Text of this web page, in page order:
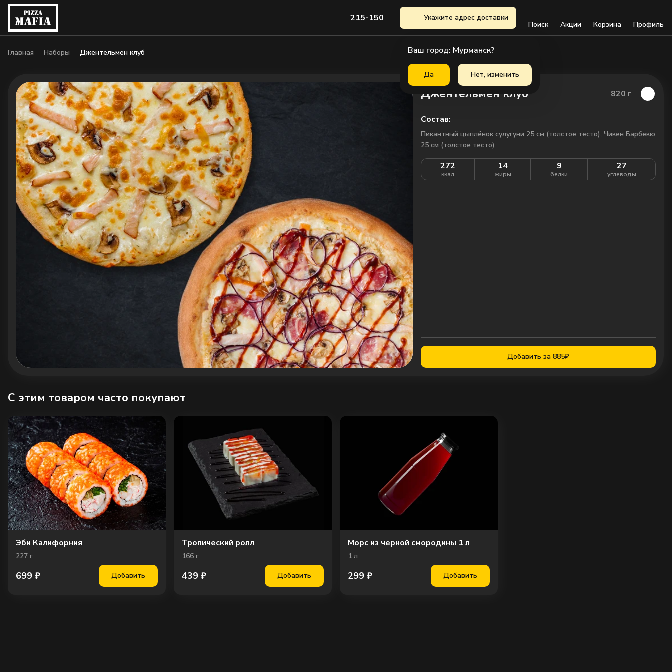
215-150 Укажите адрес доставки
Ваш город: Мурманск?
Да Нет, изменить
Поиск Акции Корзина Профиль
Главная Наборы Джентельмен клуб
Джентельмен клуб 820 г
Состав:
Пикантный цыплёнок сулугуни 25 см (толстое тесто), Чикен Барбекю
25 см (толстое тесто)
272
ккал
14
жиры
9
белки
27
углеводы
Добавить за 885₽
C этим товаром часто покупают
Эби Калифорния
227 г
699 ₽ Добавить
Тропический ролл
166 г
439 ₽ Добавить
Морс из черной смородины 1 л
1 л
299 ₽ Добавить